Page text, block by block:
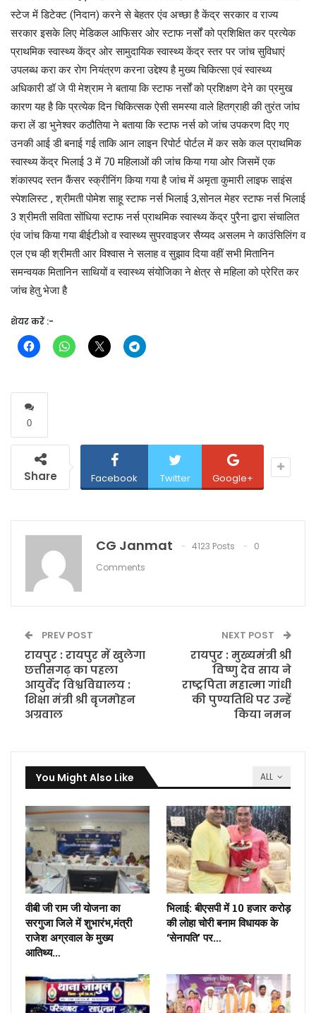
स्टेज में डिटेक्ट (निदान) करने से बेहतर एंव अच्छा है केंद्र सरकार व राज्य
सरकार इसके लिए मेडिकल आफिसर ओर स्टाफ नर्सों को प्रशिक्षित कर प्रत्येक
प्राथमिक स्वास्थ्य केंद्र ओर सामुदायिक स्वास्थ्य केंद्र स्तर पर जांच सुविधाएं
उपलब्ध करा कर रोग नियंत्रण करना उद्देश्य है मुख्य चिकित्सा एवं स्वास्थ्य
अधिकारी डॉ जे पी मेश्राम ने बताया कि स्टाफ नर्सों को प्रशिक्षण देने का प्रमुख
कारण यह है कि प्रत्येक दिन चिकित्सक ऐसी समस्या वाले हितग्राही की तुरंत जांघ
करा लें डा भुनेश्वर कठौतिया ने बताया कि स्टाफ नर्स को जांच उपकरण दिए गए
उनकी आई डी बनाई गई ताकि आन लाइन रिपोर्ट पोर्टल में कर सके कल प्राथमिक
स्वास्थ्य केंद्र भिलाई 3 में 70 महिलाओं की जांच किया गया ओर जिसमें एक
शंकास्पद स्तन कैंसर स्क्रीनिंग किया गया है जांच में अमृता कुमारी लाइफ साइंस
स्पेशलिस्ट , श्रीमती पोमेश साहू स्टाफ नर्स भिलाई 3,सोनल मेहर स्टाफ नर्स भिलाई
3 श्रीमती सविता सोंधिया स्टाफ नर्स प्राथमिक स्वास्थ्य केंद्र पुरैना द्वारा संचालित
एंव जांच किया गया बीईटीओ व स्वास्थ्य सुपरवाइजर सैय्यद असलम ने काउंसिलिंग व
एल एच व्ही श्रीमती आर विश्वास ने सलाह व सुझाव दिया वहीं सभी मितानिन
समन्वयक मितानिन साथियों व स्वास्थ्य संयोजिका ने क्षेत्र से महिला को प्रेरित कर
जांच हेतु भेजा है
शेयर करें :-
0
Share Facebook Twitter Google+
CG Janmat 4123 Posts
0
Comments
PREV POST
रायपुर : रायपुर में खुलेगा
छत्तीसगढ़ का पहला
आयुर्वेद विश्वविद्यालय :
शिक्षा मंत्री श्री बृजमोहन
अग्रवाल
NEXT POST
रायपुर : मुख्यमंत्री श्री
विष्णु देव साय ने
राष्ट्रपिता महात्मा गांधी
की पुण्यतिथि पर उन्हें
किया नमन
ALL
You Might Also Like
वीबी जी राम जी योजना का
सरगुजा जिले में शुभारंभ,मंत्री
राजेश अग्रवाल के मुख्य
आतिथ्य…
भिलाई: बीएसपी में 10 हजार करोड़
की लोहा चोरी बनाम विधायक के
‘सेनापति’ पर…